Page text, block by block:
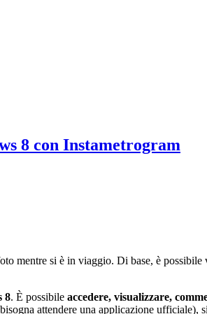
8 con Instametrogram
mentre si è in viaggio. Di base, è
8. È possibile accedere, visualizzare,
attendere una applicazione ufficiale),